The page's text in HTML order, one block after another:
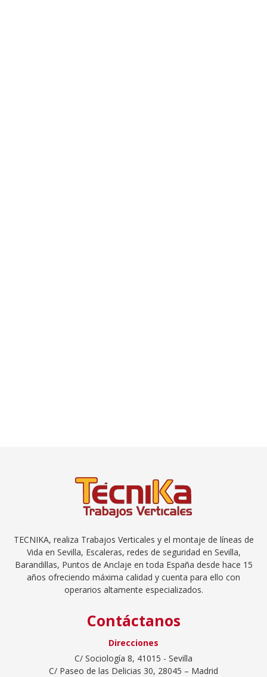
TECNIKA, realiza Trabajos Verticales y el montaje de líneas de
Vida en Sevilla, Escaleras, redes de seguridad en Sevilla,
Barandillas, Puntos de Anclaje en toda España desde hace 15
años ofreciendo máxima calidad y cuenta para ello con
operarios altamente especializados.
Contáctanos
Direcciones
C/ Sociología 8, 41015 - Sevilla
C/ Paseo de las Delicias 30, 28045 – Madrid